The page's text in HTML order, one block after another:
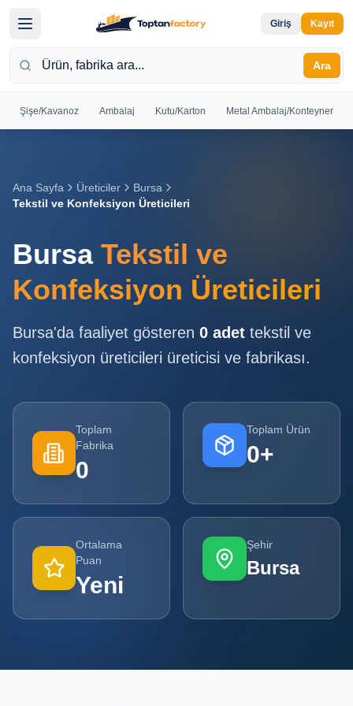
Giriş Kayıt
Ara
Şişe/Kavanoz Ambalaj Kutu/Karton Metal Ambalaj/Konteyner
Giriş yapın
veya kayıt
Giriş
Kayıt
Ana
Tüm
Ürünler
POPÜLER
KATEGORILER
Şişe ve Kavanoz Üreticileri
Ambalaj Üreticileri
Ana Sayfa Üreticiler
Bursa
Tekstil ve Konfeksiyon Üreticileri
Bursa Tekstil ve
Konfeksiyon Üreticileri
Bursa'da faaliyet gösteren 0 adet tekstil ve
konfeksiyon üreticileri üreticisi ve fabrikası.
Toplam
Fabrika
0
Toplam Ürün
0+
Ortalama
Puan
Yeni
Şehir
Bursa